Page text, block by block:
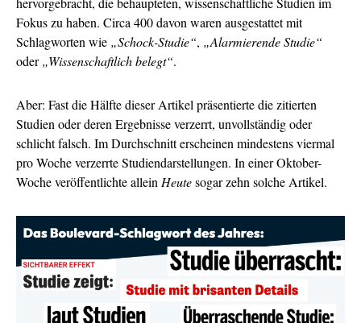
Fokus zu haben. Circa 400 davon waren ausgestattet mit
Schlagworten wie „Schock-Studie“, „Alarmierende Studie“
oder„Wissenschaftlich belegt“.
Aber: Fast die Hälfte dieser Artikel präsentierte die zitierten
Studien oder deren Ergebnisse verzerrt, unvollständig oder
schlicht falsch. Im Durchschnitt erscheinen mindestens viermal
pro Woche verzerrte Studiendarstellungen. In einer Oktober-
Woche veröffentlichte allein Heutesogar zehn solche Artikel.